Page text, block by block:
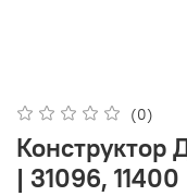
(0)
Конструктор
| 31096, 11400